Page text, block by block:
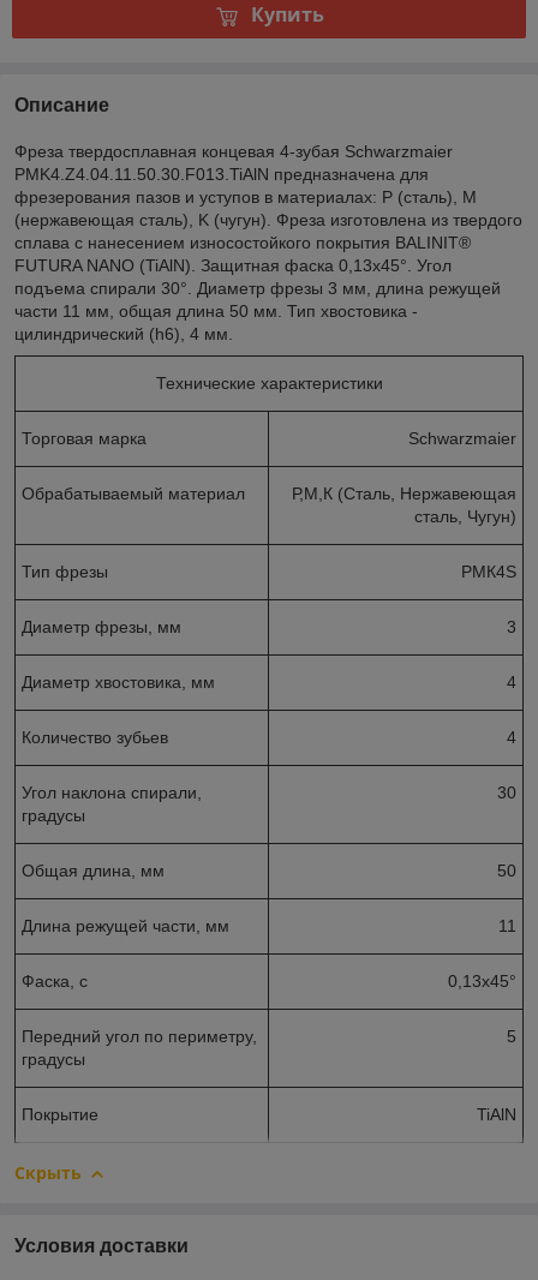
Купить
Описание
Фреза твердосплавная концевая 4-зубая Schwarzmaier
PMK4.Z4.04.11.50.30.F013.TiAlN предназначена для
фрезерования пазов и уступов в материалах: P (сталь), M
(нержавеющая сталь), K (чугун). Фреза изготовлена из твердого
сплава с нанесением износостойкого покрытия BALINIT®
FUTURA NANO (TiAlN). Защитная фаска 0,13x45°. Угол
подъема спирали 30°. Диаметр фрезы 3 мм, длина режущей
части 11 мм, общая длина 50 мм. Тип хвостовика -
цилиндрический (h6), 4 мм.
Технические характеристики
Торговая марка Schwarzmaier
Обрабатываемый материал
Р,М,К (Сталь, Нержавеющая
сталь, Чугун)
Тип фрезы РМК4S
Диаметр фрезы, мм 3
Диаметр хвостовика, мм 4
Количество зубьев 4
Угол наклона спирали,
градусы
30
Общая длина, мм 50
Длина режущей части, мм 11
Фаска, с 0,13x45°
Передний угол по периметру,
градусы
5
Покрытие TiAlN
Скрыть
Условия доставки